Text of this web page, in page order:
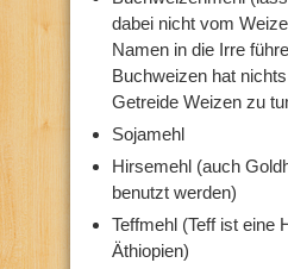
dabei nicht vom
Namen in die Irre
Buchweizen hat
Getreide Weizen zu
Sojamehl
Hirsemehl (auch
benutzt werden)
Teffmehl (Teff ist eine
Äthiopien)